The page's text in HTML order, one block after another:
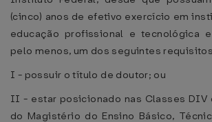
(cinco) anos de efetivo exercício em
educação profissional e tecnológica
pelo menos, um dos seguintes
I - possuir o título de doutor; ou
II - estar posicionado nas Classes DIV
do Magistério do Ensino Básico,